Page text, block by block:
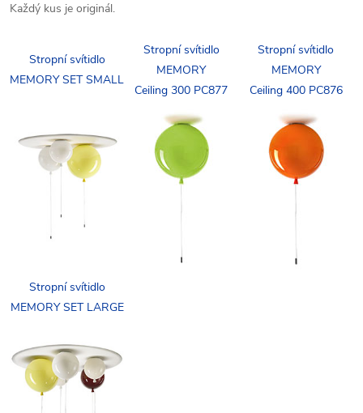
Každý kus je originál.
Stropní svítidlo
MEMORY SET SMALL
Stropní svítidlo
MEMORY
Ceiling 300 PC877
Stropní svítidlo
MEMORY
Ceiling 400 PC876
Stropní svítidlo
MEMORY SET LARGE